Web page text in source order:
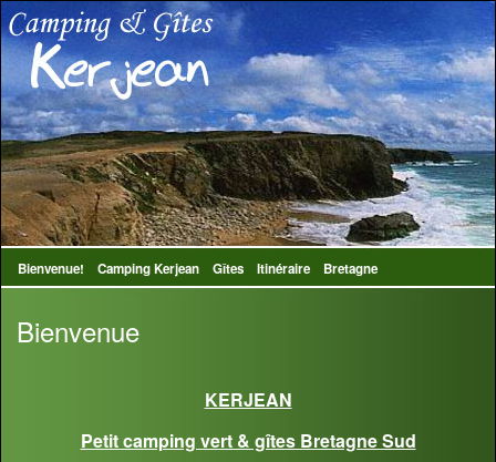
Bienvenue! Camping Kerjean Gîtes Itinéraire Bretagne
Bienvenue
KERJEAN
Petit camping vert & gîtes Bretagne Sud